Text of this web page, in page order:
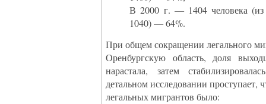
В 2000 г. — 1404 человека (из
1040) — 64%.
При общем сокращении легального
Оренбургскую область, доля
нарастала, затем
детальном исследовании проступает,
легальных мигрантов было: